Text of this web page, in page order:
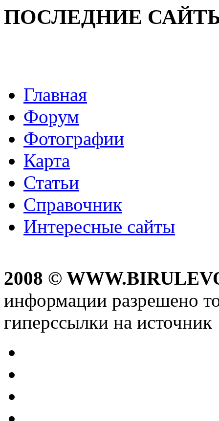
ПОСЛЕДНИЕ
Главная
Форум
Фотографии
Карта
Статьи
Справочник
Интересные сайты
2008 ©
информации разрешено
гиперссылки на источник